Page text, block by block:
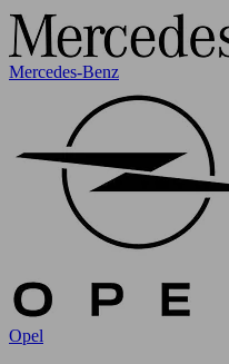
Mercedes-Benz
Opel